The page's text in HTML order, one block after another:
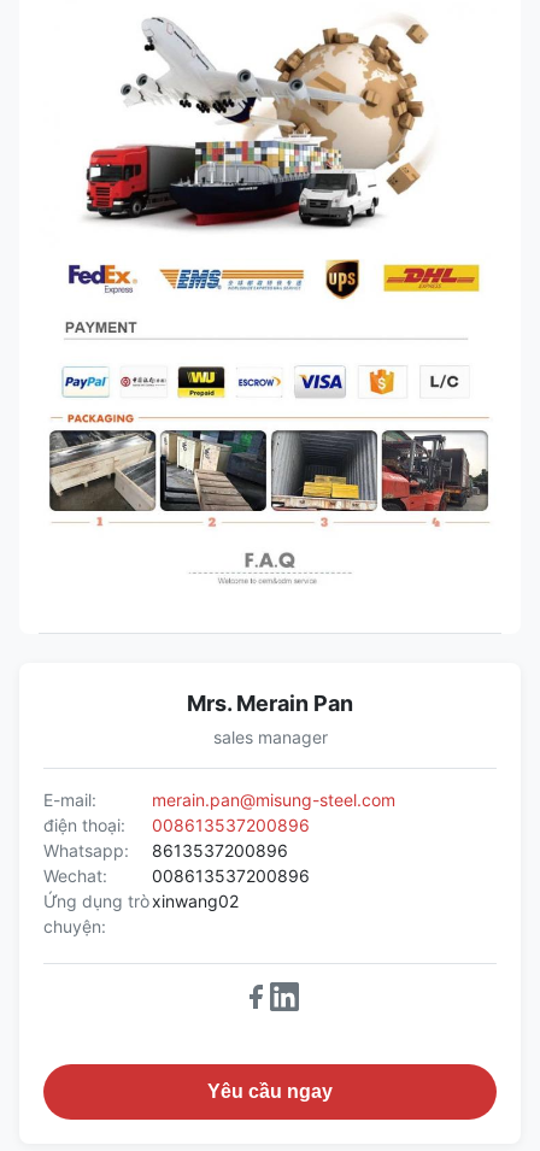
Mrs. Merain Pan
sales manager
E-mail:
merain.pan@misung-steel.com
điện thoại:
008613537200896
Whatsapp:
8613537200896
Wechat:
008613537200896
Ứng dụng trò
chuyện:
xinwang02
Yêu cầu ngay